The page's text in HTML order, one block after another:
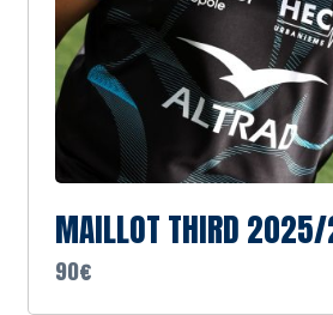
MAILLOT THIRD
90€